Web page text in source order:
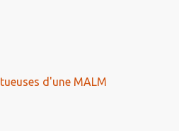
d'une MALM